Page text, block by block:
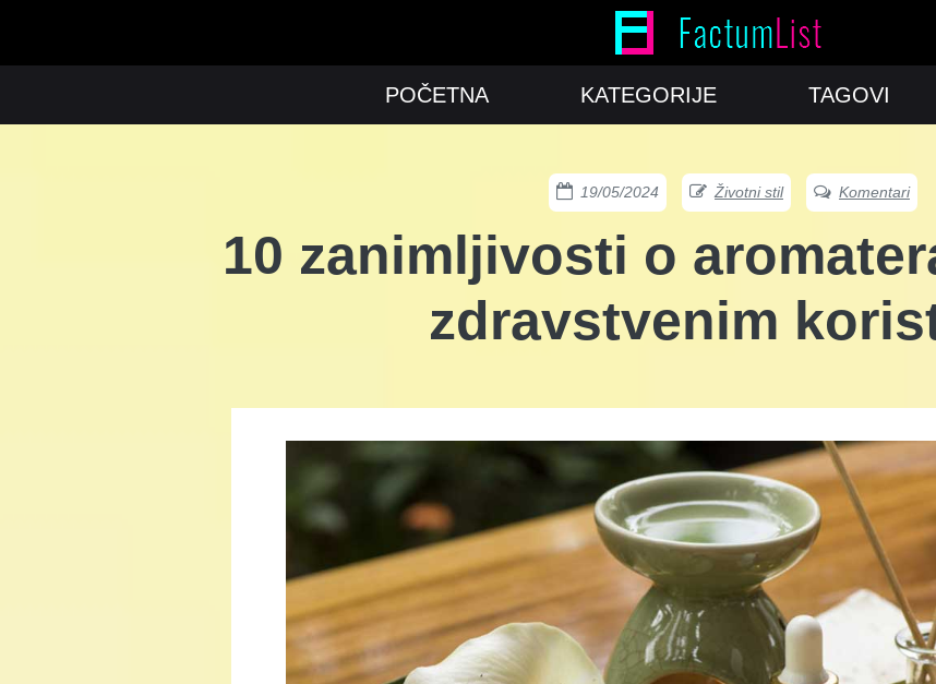
POČETNA KATEGORIJE TAGOVI
19/05/2024 Životni stil Komentari
10 zanimljivosti o
zdravstvenim